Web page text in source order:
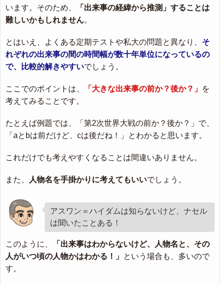
います。そのため、
「出来事の経緯から推測」することは
難しいかもしれません。
とはいえ、よくある定期テストや私大の問題と異なり、 そ
れぞれの出来事の間の時間幅が数十年単位になっているの
で、比較的解きやすいでしょう。
ここでのポイントは、 「大きな出来事の前か？後か？」 を
考えてみることです。
たとえば例題では、「第2次世界大戦の前か？後か？」で、
「aとbは前だけど、cは後だね！」とわかると思います。
これだけでも考えやすくなることは間違いありません。
また、 人物名を手掛かりに考えてもいいでしょう。
アスワン＝ハイダムは知らないけど、ナセル
は聞いたことある！
このように、
「出来事はわからないけど、人物名と、その
人がいつ頃の人物かはわかる！」 という場合も、多いので
す。